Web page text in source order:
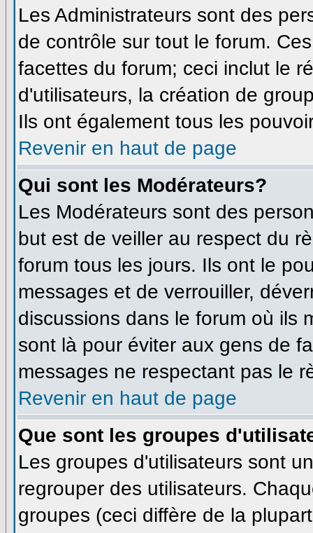
Les Administrateurs sont des
de contrôle sur tout le forum.
facettes du forum; ceci inclut le
d'utilisateurs, la création de
Ils ont également tous les
Revenir en haut de page
Qui sont les Modérateurs?
Les Modérateurs sont des
but est de veiller au respect du
forum tous les jours. Ils ont le
messages et de verrouiller,
discussions dans le forum où ils
sont là pour éviter aux gens de
messages ne respectant pas le
Revenir en haut de page
Que sont les groupes
Les groupes d'utilisateurs sont
regrouper des utilisateurs.
groupes (ceci diffère de la